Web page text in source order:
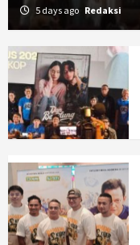
5 days ago Redaksi